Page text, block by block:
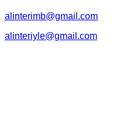
alinterimb@gmail.com
alinteriyle@gmail.com